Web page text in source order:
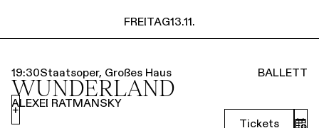
FREITAG13.11.
19:30Staatsoper, Großes Haus BALLETT
WUNDERLAND
ALEXEI RATMANSKY
Tickets
+